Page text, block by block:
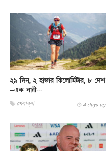
২৯ দিন, ২ হাজার কিলোমিটার, ৮ দেশ
—এক নারী...
খেলাধুলা 4 days ago